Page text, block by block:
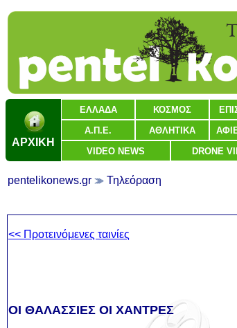
ΑΡΧΙΚΗ
ΕΛΛΑΔΑ ΚΟΣΜΟΣ
Α.Π.Ε. ΑΘΛΗΤΙΚΑ
VIDEO NEWS DRONE
pentelikonews.gr Τηλεόραση
<< Προτεινόμενες ταινίες
ΟΙ ΘΑΛΑΣΣΙΕΣ ΟΙ ΧΑΝΤΡΕΣ